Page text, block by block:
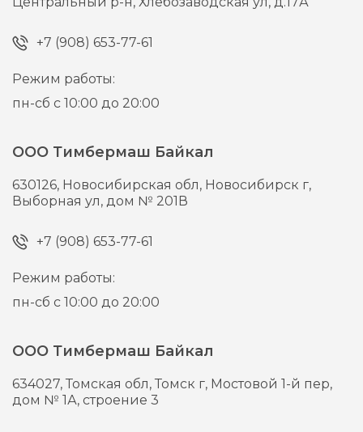
+7 (908) 653-77-61
Режим работы:
пн-сб с 10:00 до 20:00
ООО Тимбермаш Байкал
630126, Новосибирская обл, Новосибирск г,
Выборная ул, дом № 201В
+7 (908) 653-77-61
Режим работы:
пн-сб с 10:00 до 20:00
ООО Тимбермаш Байкал
634027,Томская обл, Томск г, Мостовой 1-й пер,
дом № 1А, строение 3